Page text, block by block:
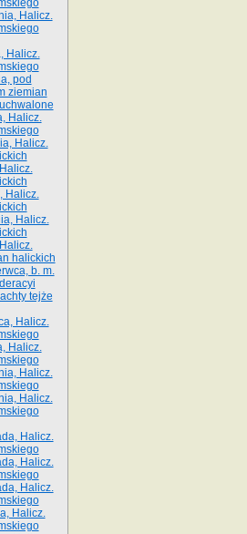
Halicz.
Halicz.
pod
ziemian
Halicz.
Halicz.
Halicz.
Halicz.
halickich
b. m.
tejże
Halicz.
Halicz.
Halicz.
Halicz.
Halicz.
Halicz.
Halicz.
Halicz.